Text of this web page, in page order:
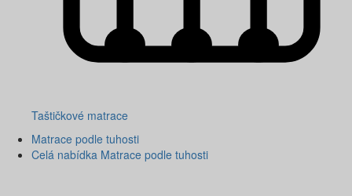
Taštičkové matrace
Matrace podle tuhosti
Celá nabídka Matrace podle tuhosti